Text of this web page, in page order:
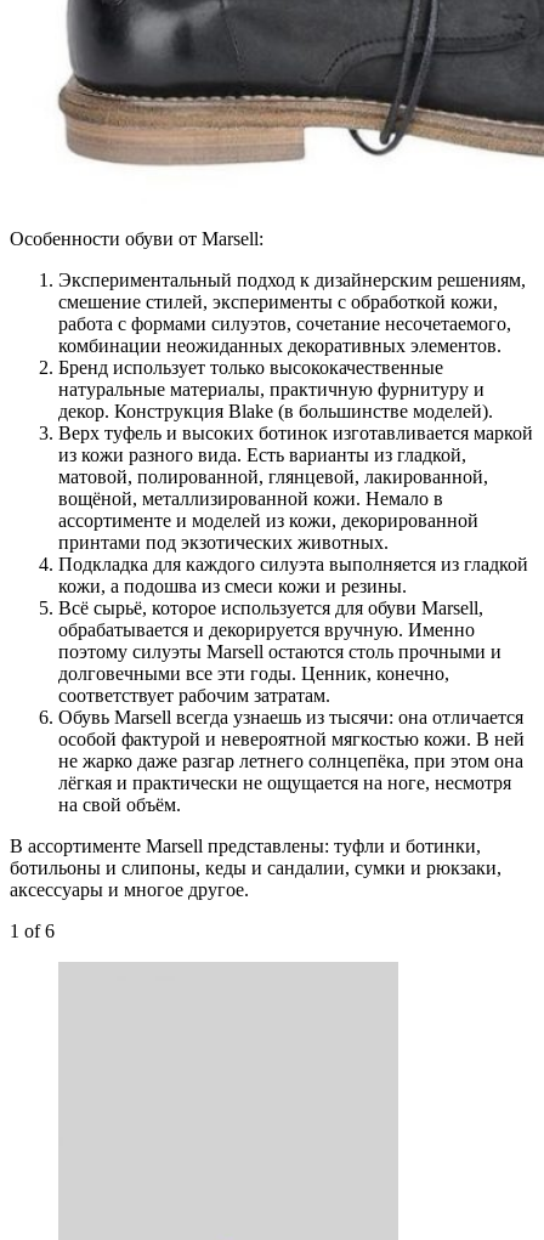
Особенности обуви от Marsell:
Экспериментальный подход к дизайнерским решениям,
смешение стилей, эксперименты с обработкой кожи,
работа с формами силуэтов, сочетание несочетаемого,
комбинации неожиданных декоративных элементов.
Бренд использует только высококачественные
натуральные материалы, практичную фурнитуру и
декор. Конструкция Blake (в большинстве моделей).
Верх туфель и высоких ботинок изготавливается маркой
из кожи разного вида. Есть варианты из гладкой,
матовой, полированной, глянцевой, лакированной,
вощёной, металлизированной кожи. Немало в
ассортименте и моделей из кожи, декорированной
принтами под экзотических животных.
Подкладка для каждого силуэта выполняется из гладкой
кожи, а подошва из смеси кожи и резины.
Всё сырьё, которое используется для обуви Marsell,
обрабатывается и декорируется вручную. Именно
поэтому силуэты Marsell остаются столь прочными и
долговечными все эти годы. Ценник, конечно,
соответствует рабочим затратам.
Обувь Marsell всегда узнаешь из тысячи: она отличается
особой фактурой и невероятной мягкостью кожи. В ней
не жарко даже разгар летнего солнцепёка, при этом она
лёгкая и практически не ощущается на ноге, несмотря
на свой объём.
В ассортименте Marsell представлены: туфли и ботинки,
ботильоны и слипоны, кеды и сандалии, сумки и рюкзаки,
аксессуары и многое другое.
1 of 6